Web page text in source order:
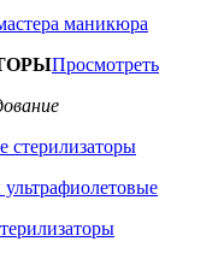
маникюра
Просмотреть
стерилизаторы